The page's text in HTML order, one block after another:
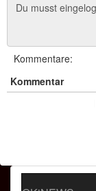
Kommentare:
Kommentar